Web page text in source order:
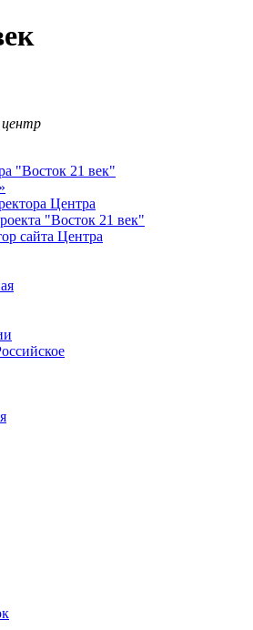
центр
"Восток 21 век"
Центра
"Восток 21 век"
сайта Центра